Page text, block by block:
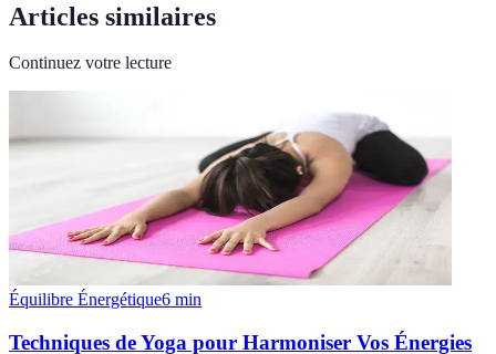
Articles similaires
Continuez votre lecture
Équilibre Énergétique6 min
Techniques de Yoga pour Harmoniser Vos Énergies